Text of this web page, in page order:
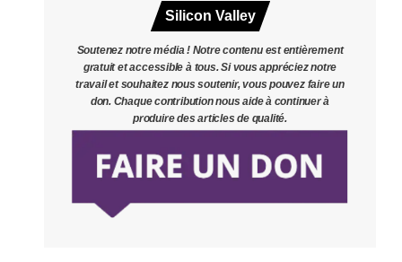
Silicon Valley
Soutenez notre média ! Notre contenu est entièrement
gratuit et accessible à tous. Si vous appréciez notre
travail et souhaitez nous soutenir, vous pouvez faire un
don. Chaque contribution nous aide à continuer à
produire des articles de qualité.